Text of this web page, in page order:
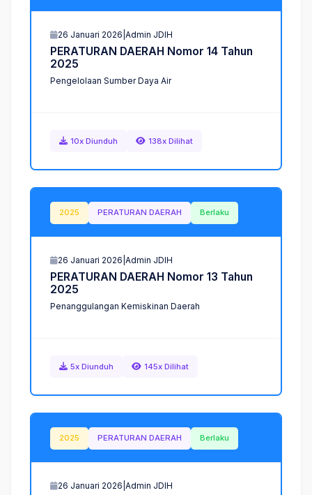
26 Januari 2026 Admin JDIH
PERATURAN DAERAH Nomor 14 Tahun
2025
Pengelolaan Sumber Daya Air
10x Diunduh 138x Dilihat
2025 PERATURAN DAERAH Berlaku
26 Januari 2026 Admin JDIH
PERATURAN DAERAH Nomor 13 Tahun
2025
Penanggulangan Kemiskinan Daerah
5x Diunduh 145x Dilihat
2025 PERATURAN DAERAH Berlaku
26 Januari 2026 Admin JDIH